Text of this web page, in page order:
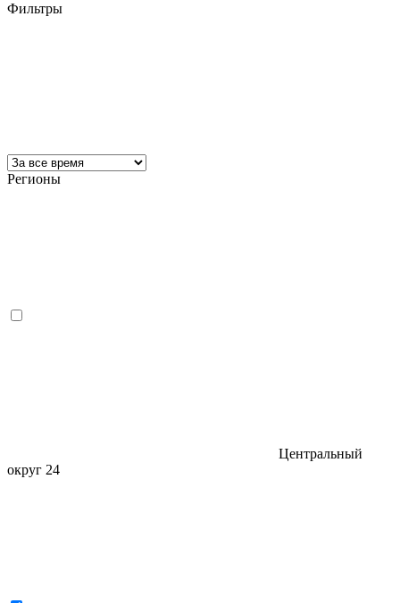
Фильтры
Регионы
Центральный
округ 24